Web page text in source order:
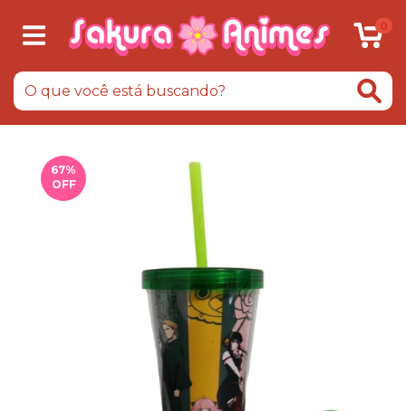
0
67%
OFF